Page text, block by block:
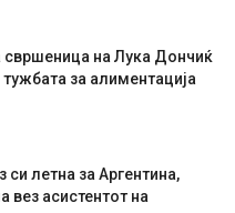
на Лука Дончиќ
за алиментација
си летна за Аргентина,
вез асистентот на